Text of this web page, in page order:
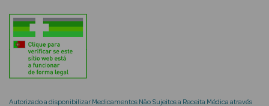
envelhecimento
Limpeza Facial
Desmaquilhantes
Água Micelar
Autorizado a disponibilizar Medicamentos Não Sujeitos a Receita Médica através